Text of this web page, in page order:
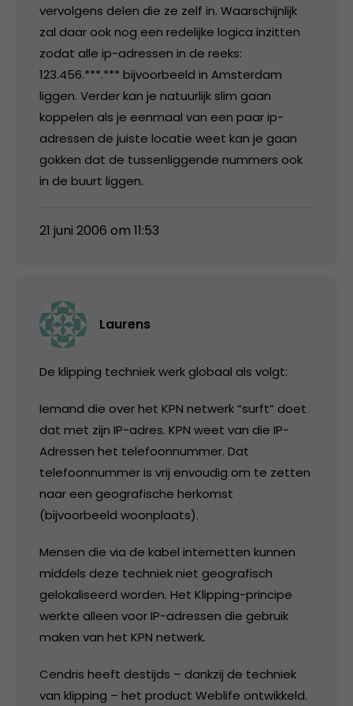
vervolgens delen die ze zelf in. Waarschijnlijk
zal daar ook nog een redelijke logica inzitten
zodat alle ip-adressen in de reeks:
123.456.***.*** bijvoorbeeld in Amsterdam
liggen. Verder kan je natuurlijk slim gaan
koppelen als je eenmaal van een paar ip-
adressen de juiste locatie weet kan je gaan
gokken dat de tussenliggende nummers ook
in de buurt liggen.
21 juni 2006 om 11:53
Laurens
De klipping techniek werk globaal als volgt:
Iemand die over het KPN netwerk “surft” doet
dat met zijn IP-adres. KPN weet van die IP-
Adressen het telefoonnummer. Dat
telefoonnummer is vrij envoudig om te zetten
naar een geografische herkomst
(bijvoorbeeld woonplaats).
Mensen die via de kabel internetten kunnen
middels deze techniek niet geografisch
gelokaliseerd worden. Het Klipping-principe
werkte alleen voor IP-adressen die gebruik
maken van het KPN netwerk.
Cendris heeft destijds – dankzij de techniek
van klipping – het product Weblife ontwikkeld.